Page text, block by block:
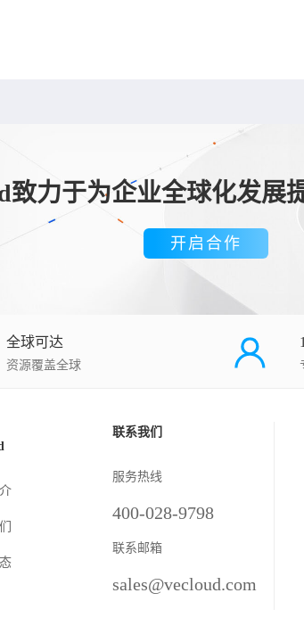
致力于为企业全球化发展
开启合作
全球可达
资源覆盖全球
联系我们
服务热线
400-028-9798
联系邮箱
sales@vecloud.com